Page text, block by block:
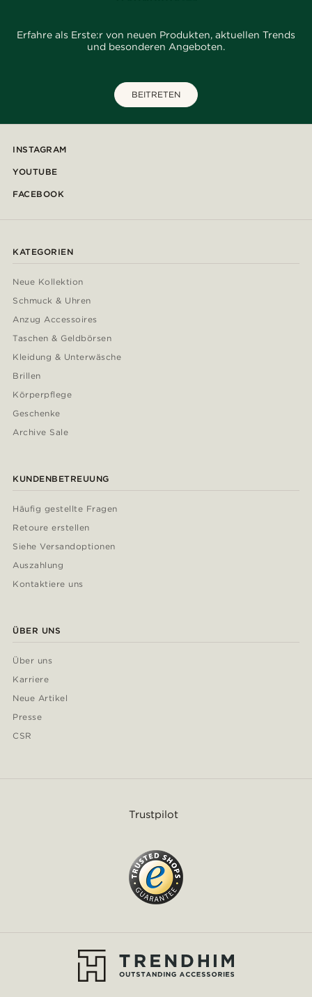
Erfahre als Erste:r von neuen Produkten, aktuellen Trends
und besonderen Angeboten.
BEITRETEN
INSTAGRAM
YOUTUBE
FACEBOOK
KATEGORIEN
Neue Kollektion
Schmuck & Uhren
Anzug Accessoires
Taschen & Geldbörsen
Kleidung & Unterwäsche
Brillen
Körperpflege
Geschenke
Archive Sale
KUNDENBETREUUNG
Häufig gestellte Fragen
Retoure erstellen
Siehe Versandoptionen
Auszahlung
Kontaktiere uns
ÜBER UNS
Über uns
Karriere
Neue Artikel
Presse
CSR
Trustpilot